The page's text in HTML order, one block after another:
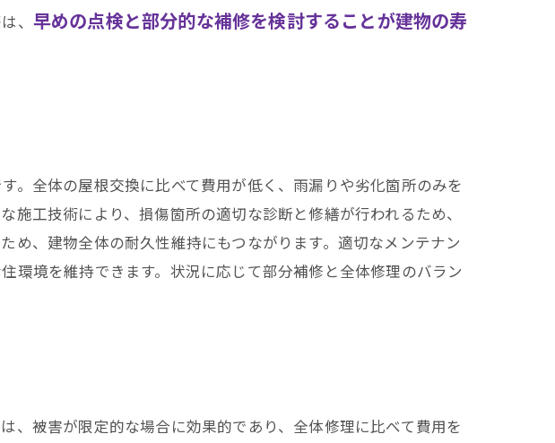
、 早めの点検と部分的な補修を検討することが建物の寿
。全体の屋根交換に比べて費用が低く、雨漏りや劣化箇所のみを
工技術により、損傷箇所の適切な診断と修繕が行われるため、
め、建物全体の耐久性維持にもつながります。適切なメンテナン
環境を維持できます。状況に応じて部分補修と全体修理のバラン
、被害が限定的な場合に効果的であり、全体修理に比べて費用を